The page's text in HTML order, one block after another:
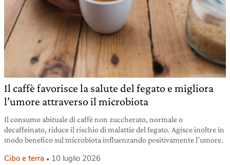
Il caffè favorisce la salute del fegato e migliora
l’umore attraverso il microbiota
Il consumo abituale di caffè non zuccherato, normale o
decaffeinato, riduce il rischio di malattie del fegato. Agisce inoltre in
modo benefico sul microbiota influenzando positivamente l’umore.
Cibo e terra 10 luglio 2026